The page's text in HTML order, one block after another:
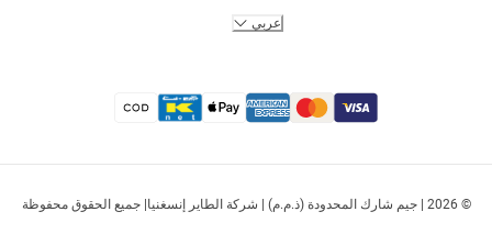
© 2026 | جيم شارك المحدودة (ذ.م.م) | شركة الطاير إنسغنيا| جميع الحقوق محفوظة
عربي